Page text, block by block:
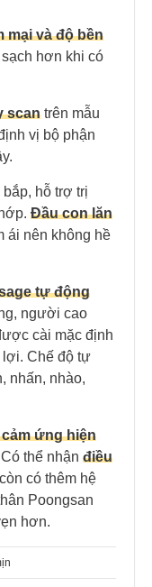
mại và độ bền
hơn khi có
scan trên mẫu
vị bộ phận
hỗ trợ trị
Đầu con lăn
ái nên không hề
tự động
người cao
cài mặc định
lợi. Chế độ tự
nhấn, nhào,
ứng hiện
Có thể nhận điều
có thêm hệ
Poongsan
hơn.